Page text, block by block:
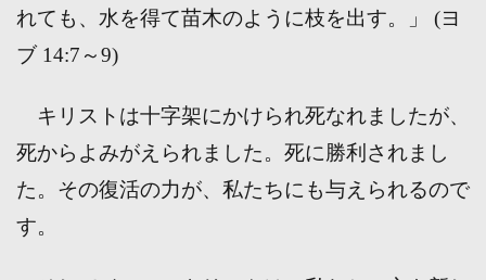
れても、水を得て苗木のように枝を出す。」 (ヨ
ブ 14:7～9)
キリストは十字架にかけられ死なれましたが、
死からよみがえられました。死に勝利されまし
た。その復活の力が、私たちにも与えられるので
す。